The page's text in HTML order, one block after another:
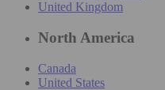
United Kingdom
North America
Canada
United States